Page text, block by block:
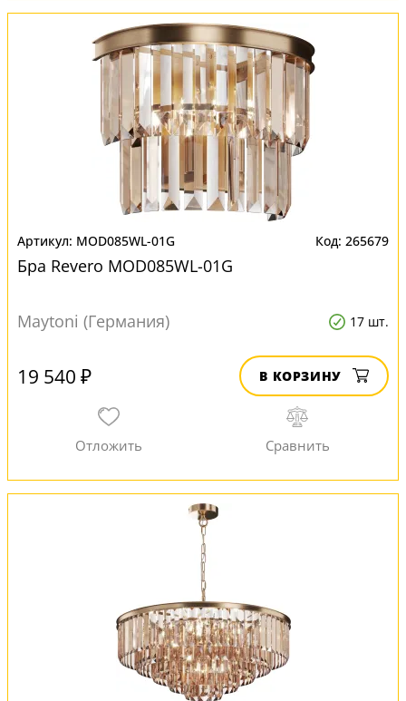
MOD085WL-01G 265679
Бра Revero MOD085WL-01G
Maytoni (Германия) 17 шт.
19 540 ₽ В КОРЗИНУ